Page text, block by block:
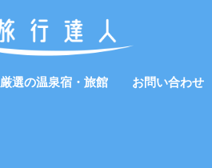
厳選の温泉宿・旅館 お問い合わせ